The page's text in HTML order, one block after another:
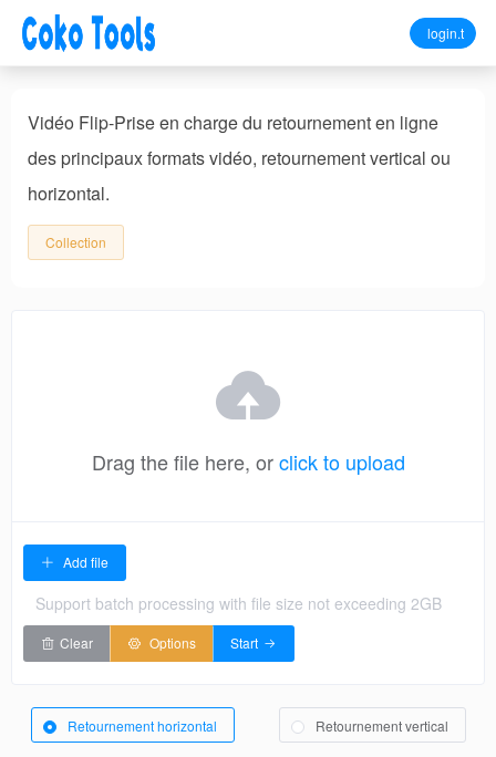
login.t
Vidéo Flip-Prise en charge du retournement en ligne
des principaux formats vidéo, retournement vertical ou
horizontal.
Collection
Drag the file here, orclick to upload
Add file
Support batch processing with file size not exceeding 2GB
Clear Options Start
Retournement horizontal Retournement vertical